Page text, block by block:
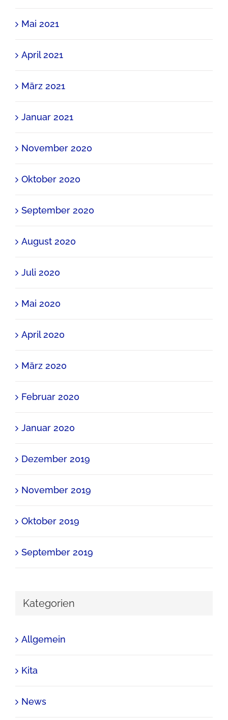
Mai 2021
April 2021
März 2021
Januar 2021
November 2020
Oktober 2020
September 2020
August 2020
Juli 2020
Mai 2020
April 2020
März 2020
Februar 2020
Januar 2020
Dezember 2019
November 2019
Oktober 2019
September 2019
Kategorien
Allgemein
Kita
News